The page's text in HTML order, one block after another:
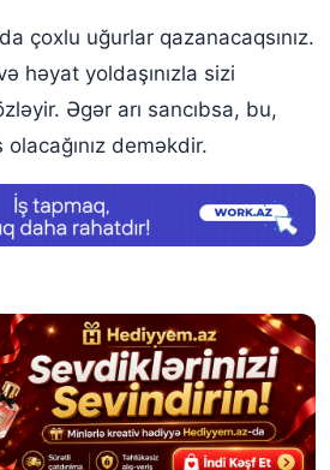
çoxlu uğurlar qazanacaqsınız.
həyat yoldaşınızla sizi
Əgər arı sancıbsa, bu,
deməkdir.